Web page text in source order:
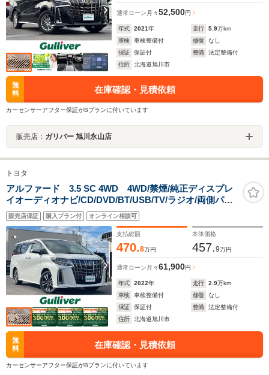
通常ローン 月々52,500円
年式 2021年 走行 5.9万km
車検
車検整備付 修復
なし
保証
保証付 整備
法定整備付
住所
北海道旭川市
無
料
在庫確認・見積依頼
カーセンサーアフター保証がBプランに付いています
販売店： ガリバー 旭川永山店
トヨタ
アルファード 3.5 SC 4WD 4WD/禁煙/純正ディスプレ
イオーディオナビ/CD/DVD/BT/USB/TV/ラジオ/両側パワ
ースライドドア/電動リアゲート/ドライブレコーダー/デジ
タルインナーミラー/JBL
販売店保証 購入プラン付 オンライン相談可
支払総額
470.8万円
本体価格
457.9万円
通常ローン 月々61,900円
年式 2022年 走行 2.9万km
車検
車検整備付 修復
なし
保証
保証付 整備
法定整備付
住所
北海道旭川市
無
料
在庫確認・見積依頼
カーセンサーアフター保証がBプランに付いています